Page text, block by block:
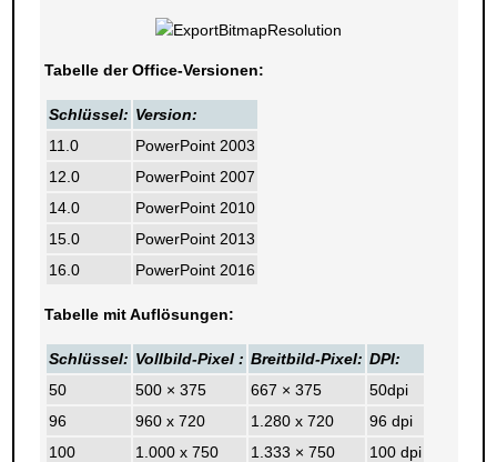
Tabelle der Office-Versionen:
Schlüssel: Version:
11.0
PowerPoint 2003
12.0
PowerPoint 2007
14.0
PowerPoint 2010
15.0
PowerPoint 2013
16.0
PowerPoint 2016
Tabelle mit Auflösungen:
Schlüssel: Vollbild-Pixel : Breitbild-Pixel: DPI:
50
500 × 375 667 × 375
50dpi
96
960 x 720 1.280 x 720
96 dpi
100
1.000 x 750 1.333 × 750
100 dpi